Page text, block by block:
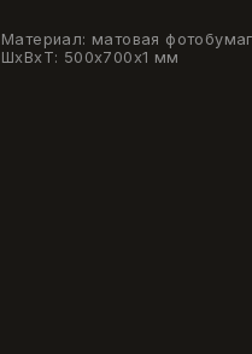
Материал: матовая
ШxВxТ: 500x700x1 мм